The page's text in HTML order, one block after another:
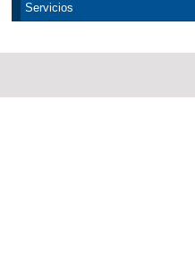
Servicios